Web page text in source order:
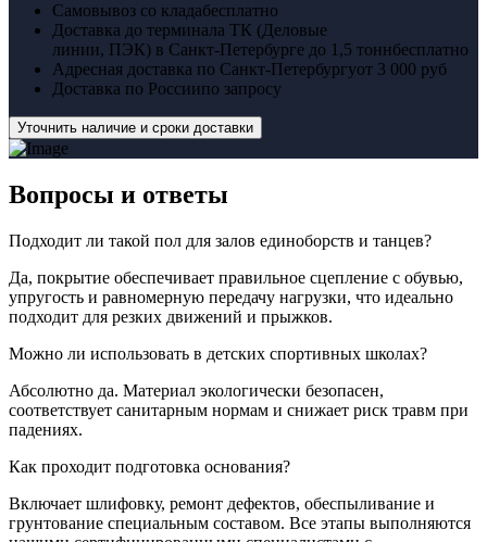
Самовывоз со кладабесплатно
Доставка до терминала ТК (Деловые
линии, ПЭК) в Санкт-Петербурге до 1,5 тоннбесплатно
Адресная доставка по Санкт-Петербургуот 3 000 руб
Доставка по Россиипо запросу
Уточнить наличие и сроки доставки
Вопросы и ответы
Подходит ли такой пол для залов единоборств и танцев?
Да, покрытие обеспечивает правильное сцепление с обувью,
упругость и равномерную передачу нагрузки, что идеально
подходит для резких движений и прыжков.
Можно ли использовать в детских спортивных школах?
Абсолютно да. Материал экологически безопасен,
соответствует санитарным нормам и снижает риск травм при
падениях.
Как проходит подготовка основания?
Включает шлифовку, ремонт дефектов, обеспыливание и
грунтование специальным составом. Все этапы выполняются